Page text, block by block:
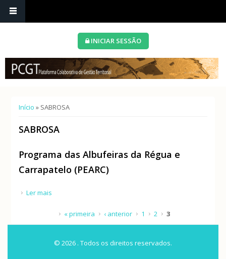
INICIAR SESSÃO
Está aqui
Início » SABROSA
SABROSA
Programa das Albufeiras da Régua e
Carrapatelo (PEARC)
Ler mais
« primeira ‹ anterior 1 2 3
© 2026 . Todos os direitos reservados.